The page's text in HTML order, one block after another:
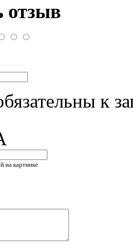
отзыв
к
на картинке